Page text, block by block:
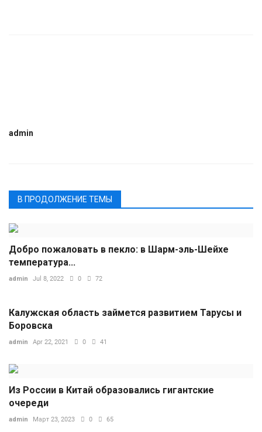
admin
В ПРОДОЛЖЕНИЕ ТЕМЫ
Добро пожаловать в пекло: в Шарм-эль-Шейхе
температура...
admin Jul 8, 2022 0 72
Калужская область займется развитием Тарусы и
Боровска
admin Apr 22, 2021 0 41
Из России в Китай образовались гигантские
очереди
admin Март 23, 2023 0 65